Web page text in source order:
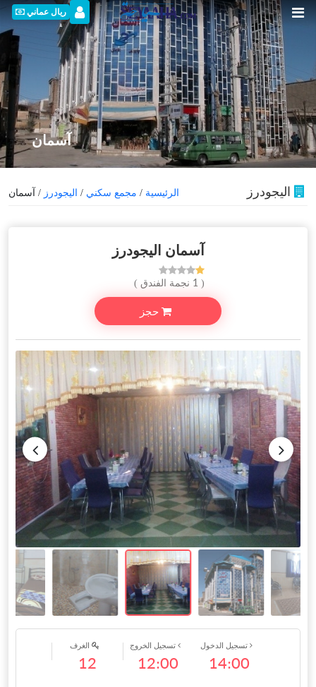
ريال عماني
آسمان
الیجودرز الرئيسية / مجمع سكني / الیجودرز / آسمان
آسمان الیجودرز
( 1 نجمة الفندق )
حجز
الغرف
12
تسجيل الخروج
12:00
تسجيل الدخول
14:00